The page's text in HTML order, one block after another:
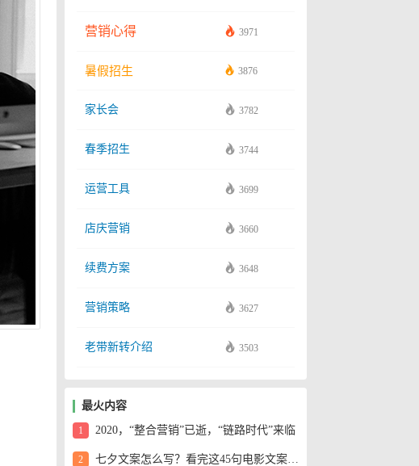
营销心得 3971
暑假招生 3876
家长会 3782
春季招生 3744
运营工具 3699
店庆营销 3660
续费方案 3648
营销策略 3627
老带新转介绍 3503
最火内容
1 2020，“整合营销”已逝，“链路时代”来临
2 七夕文案怎么写？看完这45句电影文案，学会花式表白！